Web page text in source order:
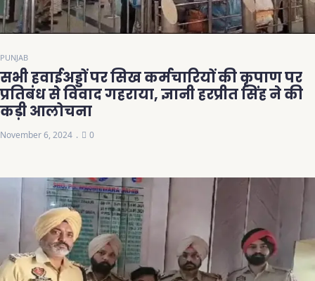
PUNJAB
सभी हवाईअड्डों पर सिख कर्मचारियों की कृपाण पर
प्रतिबंध से विवाद गहराया, ज्ञानी हरप्रीत सिंह ने की
कड़ी आलोचना
November 6, 2024 0